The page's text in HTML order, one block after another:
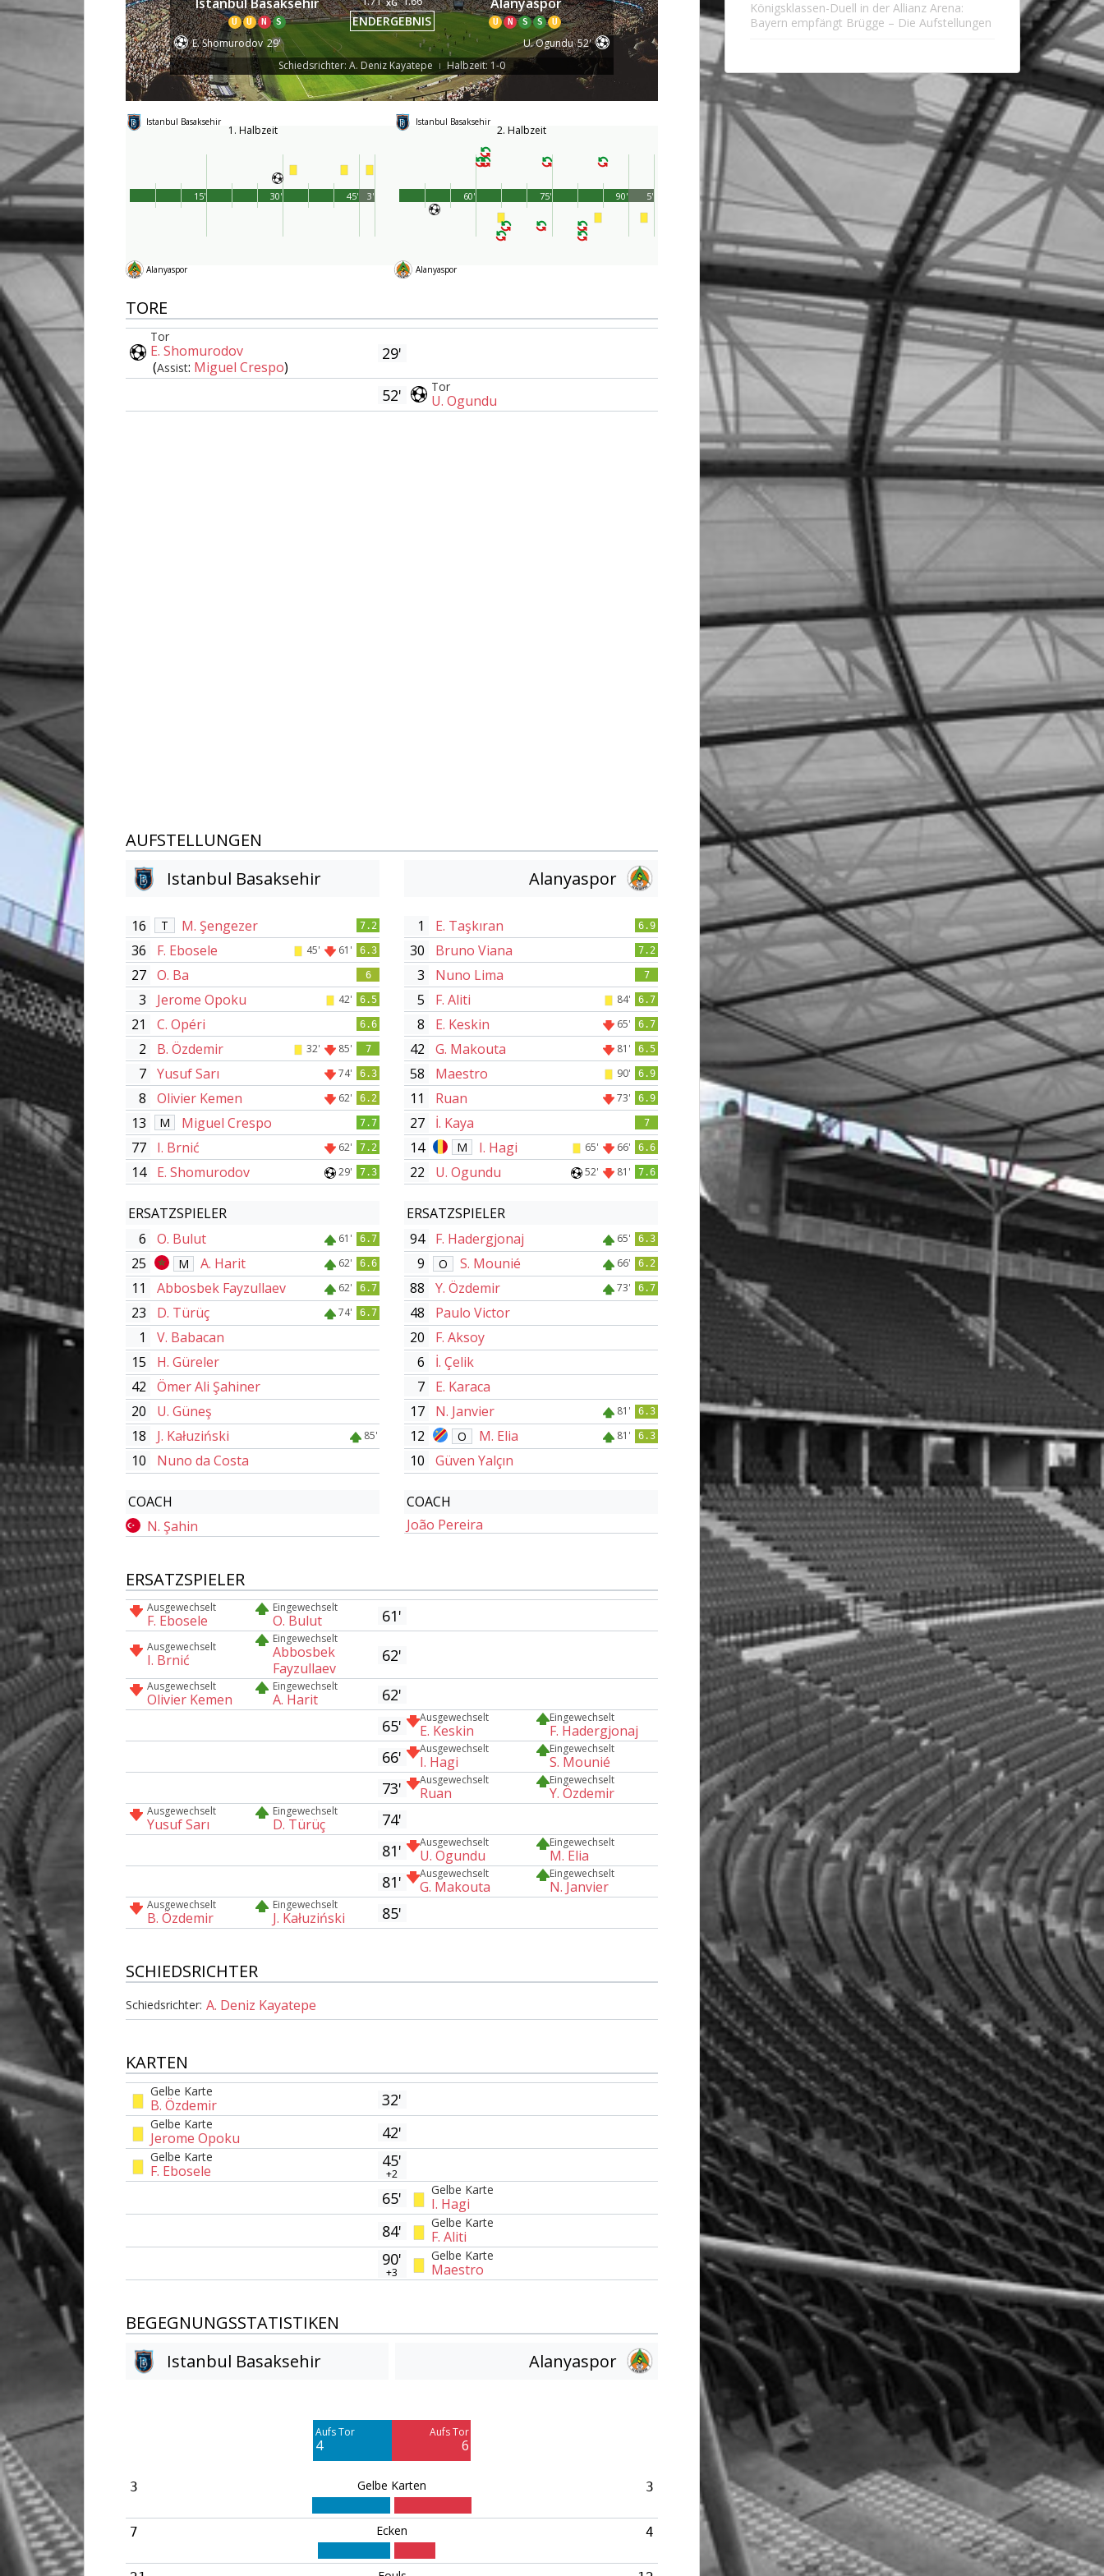
U U N S ENDERGEBNIS U N S S U
E. Shomurodov 29' U. Ogundu 52'
Schiedsrichter: A. Deniz Kayatepe
| Halbzeit: 1-0
Istanbul Basaksehir
1. Halbzeit
Alanyaspor
45'
15' 30' 3'
Istanbul Basaksehir
2. Halbzeit
Alanyaspor
90'
60' 75' 5'
TORE
Tor
E. Shomurodov
(Assist: Miguel Crespo)
29'
52' Tor
U. Ogundu
AUFSTELLUNGEN
Istanbul Basaksehir
16 T M. Şengezer 7.2
36 F. Ebosele 45' 61' 6.3
27 O. Ba 6
3 Jerome Opoku 42' 6.5
21 C. Opéri 6.6
2 B. Özdemir 32' 85' 7
7 Yusuf Sarı 74' 6.3
8 Olivier Kemen 62' 6.2
13 M Miguel Crespo 7.7
77 I. Brnić 62' 7.2
14 E. Shomurodov 29' 7.3
ERSATZSPIELER
6
O. Bulut 61' 6.7
25 M A. Harit 62' 6.6
11 Abbosbek Fayzullaev 62' 6.7
23 D. Türüç 74' 6.7
1
V. Babacan
15
H. Güreler
42
Ömer Ali Şahiner
20
U. Güneş
18
J. Kałuziński 85'
10 Nuno da Costa
COACH
N. Şahin
Alanyaspor
1 E. Taşkıran 6.9
30 Bruno Viana 7.2
3 Nuno Lima 7
5 F. Aliti 84' 6.7
8 E. Keskin 65' 6.7
42 G. Makouta 81' 6.5
58 Maestro 90' 6.9
11 Ruan 73' 6.9
27 İ. Kaya 7
14 M I. Hagi 65' 66' 6.6
22 U. Ogundu 52' 81' 7.6
ERSATZSPIELER
94
F. Hadergjonaj 65' 6.3
9 O S. Mounié 66' 6.2
88 Y. Özdemir 73' 6.7
48
Paulo Victor
20
F. Aksoy
6
İ. Çelik
7
E. Karaca
17
N. Janvier 81' 6.3
12 O M. Elia 81' 6.3
10 Güven Yalçın
COACH
João Pereira
ERSATZSPIELER
Ausgewechselt
F. Ebosele
Eingewechselt
O. Bulut 61'
Ausgewechselt
I. Brnić
Eingewechselt
Abbosbek
Fayzullaev
62'
Ausgewechselt
Olivier Kemen
Eingewechselt
A. Harit
62'
65'
Ausgewechselt
E. Keskin
Eingewechselt
F. Hadergjonaj
66' Ausgewechselt
I. Hagi
Eingewechselt
S. Mounié
73' Ausgewechselt
Ruan
Eingewechselt
Y. Özdemir
Ausgewechselt
Yusuf Sarı
Eingewechselt
D. Türüç
74'
81'
Ausgewechselt
U. Ogundu
Eingewechselt
M. Elia
81' Ausgewechselt
G. Makouta
Eingewechselt
N. Janvier
Ausgewechselt
B. Özdemir
Eingewechselt
J. Kałuziński 85'
SCHIEDSRICHTER
Schiedsrichter: A. Deniz Kayatepe
KARTEN
Gelbe Karte
B. Özdemir 32'
Gelbe Karte
Jerome Opoku 42'
Gelbe Karte
F. Ebosele
45'
+2
65' Gelbe Karte
I. Hagi
84' Gelbe Karte
F. Aliti
90'
+3
Gelbe Karte
Maestro
BEGEGNUNGSSTATISTIKEN
Istanbul Basaksehir
Alanyaspor
Aufs Tor
4
Aufs Tor
6
3 Gelbe Karten 3
7 Ecken 4
Königsklassen-Duell in der Allianz Arena:
Bayern empfängt Brügge – Die Aufstellungen